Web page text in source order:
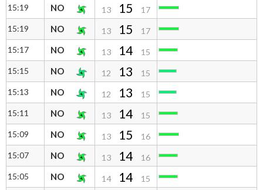
15:19
NO 13 15
17
15:19
NO 13 15
17
15:17
NO 13 14
15
15:15
NO 12 13
15
15:13
NO 12 13
15
15:11
NO 13 14
15
15:09
NO 13 15
16
15:07
NO 13 14
16
15:05
NO 14 14
15